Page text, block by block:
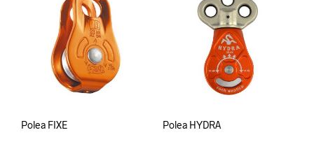
Polea FIXE Polea HYDRA